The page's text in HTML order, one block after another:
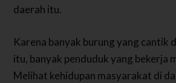
daerah itu.
Karena banyak burung yang cantik
itu, banyak penduduk yang bekerja
Melihat kehidupan masyarakat di